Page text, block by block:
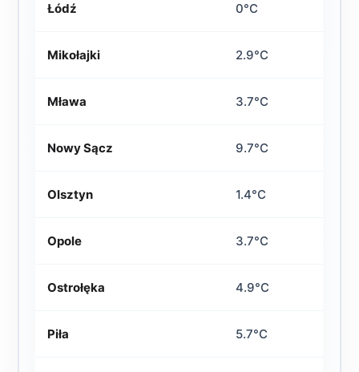
Łódź 0°C
Mikołajki 2.9°C
Mława 3.7°C
Nowy Sącz 9.7°C
Olsztyn 1.4°C
Opole 3.7°C
Ostrołęka 4.9°C
Piła 5.7°C